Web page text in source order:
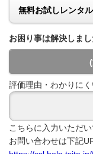
無料お試しレンタ
お困り事は解決しま
評価理由・わかりにく
こちらに入力いただ
お問い合わせは下記